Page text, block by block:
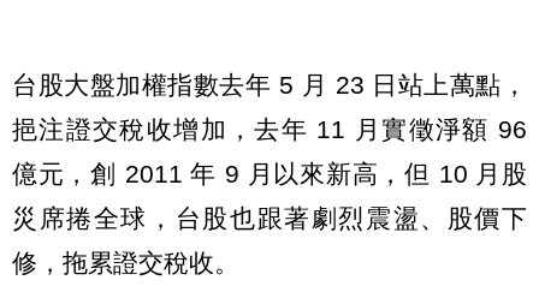
台股大盤加權指數去年 5 月 23 日站上萬點，
挹注證交稅收增加，去年 11 月實徵淨額 96
億元，創 2011 年 9 月以來新高，但 10 月股
災席捲全球，台股也跟著劇烈震盪、股價下
修，拖累證交稅收。